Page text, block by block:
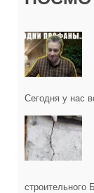
Сегодня у нас
строительного